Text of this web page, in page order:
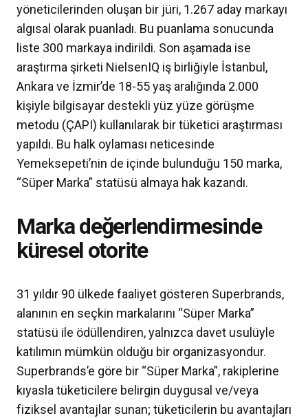
yöneticilerinden oluşan bir jüri, 1.267 aday markayı
algısal olarak puanladı. Bu puanlama sonucunda
liste 300 markaya indirildi. Son aşamada ise
araştırma şirketi NielsenIQ iş birliğiyle İstanbul,
Ankara ve İzmir’de 18-55 yaş aralığında 2.000
kişiyle bilgisayar destekli yüz yüze görüşme
metodu (ÇAPI) kullanılarak bir tüketici araştırması
yapıldı. Bu halk oylaması neticesinde
Yemeksepeti’nin de içinde bulunduğu 150 marka,
“Süper Marka” statüsü almaya hak kazandı.
Marka değerlendirmesinde
küresel otorite
31 yıldır 90 ülkede faaliyet gösteren Superbrands,
alanının en seçkin markalarını “Süper Marka”
statüsü ile ödüllendiren, yalnızca davet usulüyle
katılımın mümkün olduğu bir organizasyondur.
Superbrands’e göre bir “Süper Marka”, rakiplerine
kıyasla tüketicilere belirgin duygusal ve/veya
fiziksel avantajlar sunan; tüketicilerin bu avantajları